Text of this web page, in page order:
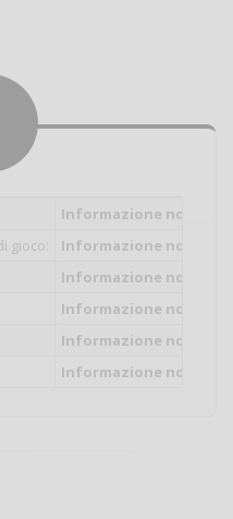
Informazione non
gioco:
Informazione non
Informazione non
Informazione non
Informazione non
Informazione non